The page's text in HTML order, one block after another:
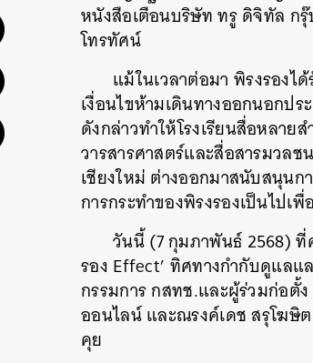
หนังสือเตือนบริษัท ทรู ดิจิทัล ก
โทรทัศน์
แม้ในเวลาต่อมา พิรงรอง
เงื่อนไขห้ามเดินทางออกนอกป
ดังกล่าวทำให้โรงเรียนสื่อหลา
วารสารศาสตร์และสื่อสารมวล
เชียงใหม่ ต่างออกมาสนับสนุนก
การกระทำของพิรงรองเป็นไปเ
วันนี้ (7 กุมภาพันธ์ 2568)
รอง Effect’ ทิศทางกำกับดูแล
กรรมการ กสทช.และผู้ร่วมก่อตั้
ออนไลน์ และณรงค์เดช สรุโฆษิ
คุย